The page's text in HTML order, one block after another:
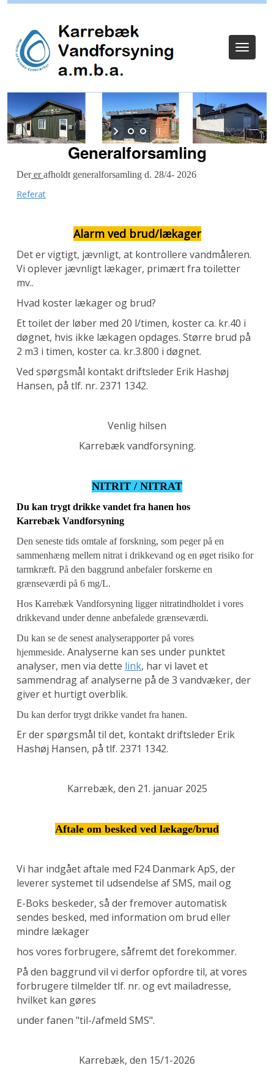
Toggle
Generalforsamling
Dererafholdt generalforsamling d. 28/4- 2026
Referat
Alarm ved brud/lækager
Det er vigtigt, jævnligt, at kontrollere vandmåleren.
Vi oplever jævnligt lækager, primært fra toiletter
mv..
Hvad koster lækager og brud?
Et toilet der løber med 20 l/timen, koster ca. kr.40 i
døgnet, hvis ikke lækagen opdages. Større brud på
2 m3 i timen, koster ca. kr.3.800 i døgnet.
Ved spørgsmål kontakt driftsleder Erik Hashøj
Hansen, på tlf. nr. 2371 1342.
Venlig hilsen
Karrebæk vandforsyning.
NITRIT / NITRAT
Du kan trygt drikke vandet fra hanen hos
Karrebæk Vandforsyning
Den seneste tids omtale af forskning, som peger på en
sammenhæng mellem nitrat i drikkevand og en øget risiko for
tarmkræft. På den baggrund anbefaler forskerne en
grænseværdi på 6 mg/L.
Hos Karrebæk Vandforsyning ligger nitratindholdet i vores
drikkevand under denne anbefalede grænseværdi.
Du kan se de senest analyserapporter på vores
hjemmeside. Analyserne kan ses under punktet
analyser, men via dette link, har vi lavet et
sammendrag af analyserne på de 3 vandvæker, der
giver et hurtigt overblik.
Du kan derfor trygt drikke vandet fra hanen.
Er der spørgsmål til det, kontakt driftsleder Erik
Hashøj Hansen, på tlf. 2371 1342.
Karrebæk, den 21. januar 2025
Aftale om besked ved lækage/brud
Vi har indgået aftale med F24 Danmark ApS, der
leverer systemet til udsendelse af SMS, mail og
E-Boks beskeder, så der fremover automatisk
sendes besked, med information om brud eller
mindre lækager
hos vores forbrugere, såfremt det forekommer.
På den baggrund vil vi derfor opfordre til, at vores
forbrugere tilmelder tlf. nr. og evt mailadresse,
hvilket kan gøres
under fanen "til-/afmeld SMS".
Karrebæk, den 15/1-2026